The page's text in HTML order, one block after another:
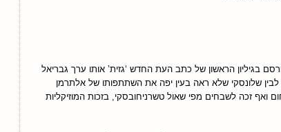
פורסם בגיליון הראשון של כתב העת החדש ‘גזית’ אותו ערך גבריאל
שלונסקי שלא ראה בעין יפה את השתתפותו של אלתרמן
זכה לשבחים מפי שאול טשרניחובסקי, בזכות המוזיקליות